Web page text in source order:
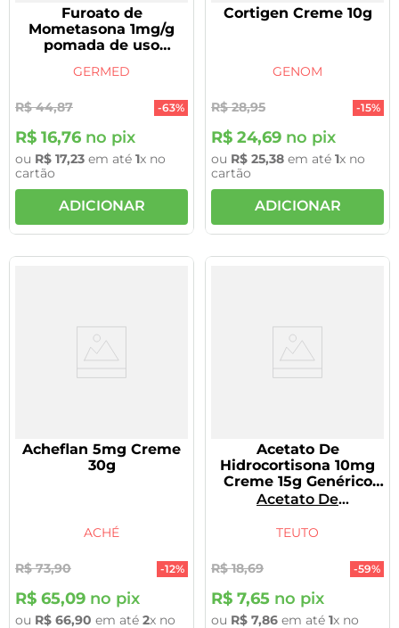
Furoato de
Mometasona 1mg/g
pomada de uso
genérico Germed
GERMED
R$ 44,87 -63%
R$ 16,76 no pix
ou R$ 17,23 em até 1x no
cartão
ADICIONAR
Cortigen Creme 10g
GENOM
R$ 28,95 -15%
R$ 24,69 no pix
ou R$ 25,38 em até 1x no
cartão
ADICIONAR
Acheflan 5mg Creme
30g
ACHÉ
R$ 73,90 -12%
R$ 65,09 no pix
ou R$ 66,90 em até 2x no
Acetato De
Hidrocortisona 10mg
Creme 15g Genérico
Teuto
Acetato De
TEUTO
R$ 18,69 -59%
R$ 7,65 no pix
ou R$ 7,86 em até 1x no